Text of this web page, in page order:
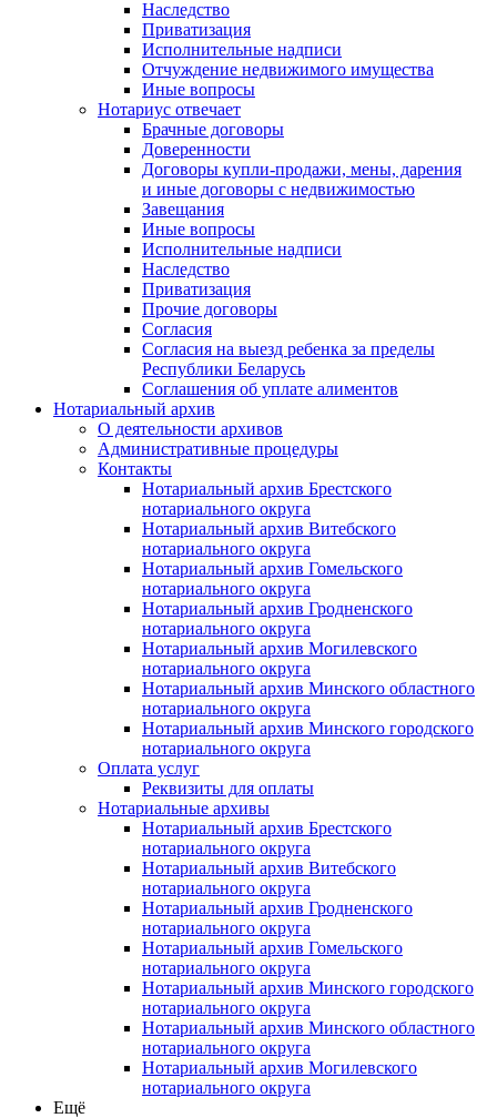
Наследство
Приватизация
Исполнительные надписи
Отчуждение недвижимого имущества
Иные вопросы
Нотариус отвечает
Брачные договоры
Доверенности
Договоры купли-продажи, мены, дарения
и иные договоры с недвижимостью
Завещания
Иные вопросы
Исполнительные надписи
Наследство
Приватизация
Прочие договоры
Согласия
Согласия на выезд ребенка за пределы
Республики Беларусь
Соглашения об уплате алиментов
Нотариальный архив
О деятельности архивов
Административные процедуры
Контакты
Нотариальный архив Брестского
нотариального округа
Нотариальный архив Витебского
нотариального округа
Нотариальный архив Гомельского
нотариального округа
Нотариальный архив Гродненского
нотариального округа
Нотариальный архив Могилевского
нотариального округа
Нотариальный архив Минского областного
нотариального округа
Нотариальный архив Минского городского
нотариального округа
Оплата услуг
Реквизиты для оплаты
Нотариальные архивы
Нотариальный архив Брестского
нотариального округа
Нотариальный архив Витебского
нотариального округа
Нотариальный архив Гродненского
нотариального округа
Нотариальный архив Гомельского
нотариального округа
Нотариальный архив Минского городского
нотариального округа
Нотариальный архив Минского областного
нотариального округа
Нотариальный архив Могилевского
нотариального округа
Ещё